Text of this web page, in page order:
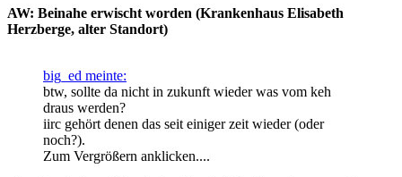
AW: Beinahe erwischt worden (Krankenhaus Elisabeth
Herzberge, alter Standort)
big_ed meinte:
btw, sollte da nicht in zukunft wieder was vom keh
draus werden?
iirc gehört denen das seit einiger zeit wieder (oder
noch?).
Zum Vergrößern anklicken....